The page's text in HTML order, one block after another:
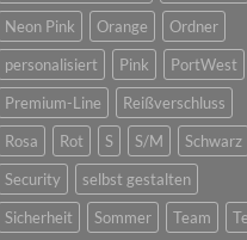
Neon Pink
Orange
Ordner
personalisiert
Pink
PortWest
Premium-Line
Reißverschluss
Rosa
Rot S S/M
Schwarz
Security
selbst gestalten
Sicherheit
Sommer Team